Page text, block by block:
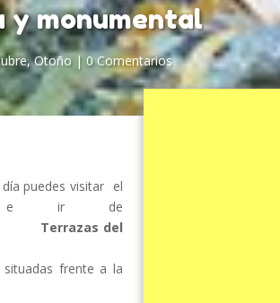
y monumental
,Otoño| 0 Comentarios
puedes visitar el
e ir de
del
frente a la